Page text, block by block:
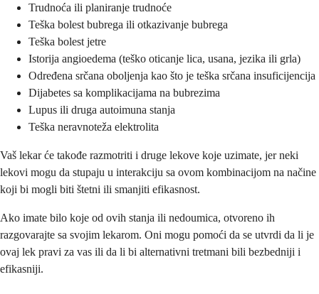
Trudnoća ili planiranje trudnoće
Teška bolest bubrega ili otkazivanje bubrega
Teška bolest jetre
Istorija angioedema (teško oticanje lica, usana, jezika ili grla)
Određena srčana oboljenja kao što je teška srčana insuficijencija
Dijabetes sa komplikacijama na bubrezima
Lupus ili druga autoimuna stanja
Teška neravnoteža elektrolita
Vaš lekar će takođe razmotriti i druge lekove koje uzimate, jer neki
lekovi mogu da stupaju u interakciju sa ovom kombinacijom na načine
koji bi mogli biti štetni ili smanjiti efikasnost.
Ako imate bilo koje od ovih stanja ili nedoumica, otvoreno ih
razgovarajte sa svojim lekarom. Oni mogu pomoći da se utvrdi da li je
ovaj lek pravi za vas ili da li bi alternativni tretmani bili bezbedniji i
efikasniji.